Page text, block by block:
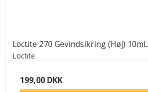
Loctite 270 Gevindsikring (Høj) 10mL
Loctite
199,00 DKK